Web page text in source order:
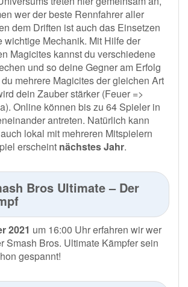
wer der beste Rennfahrer aller
dem Driften ist auch das Einsetzen
wichtige Mechanik. Mit Hilfe der
Magicites kannst du verschiedene
und so deine Gegner am Erfolg
mehrere Magicites der gleichen Art
dein Zauber stärker (Feuer =>
Online können bis zu 64 Spieler in
antreten. Natürlich kann
lokal mit mehreren Mitspielern
erscheint nächstes Jahr.
Bros Ultimate – Der
2021 um 16:00 Uhr erfahren wir wer
Smash Bros. Ultimate Kämpfer sein
gespannt!